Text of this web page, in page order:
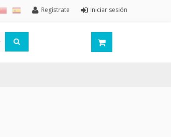
Iniciar sesión
Regístrate